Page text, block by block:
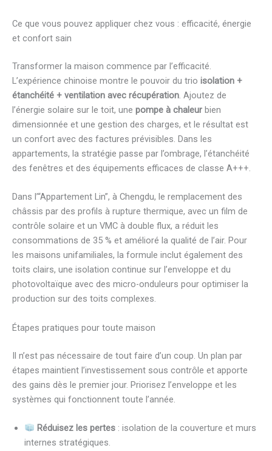
Ce que vous pouvez appliquer chez vous : efficacité, énergie
et confort sain
Transformer la maison commence par l’efficacité.
L’expérience chinoise montre le pouvoir du trio isolation +
étanchéité + ventilation avec récupération. Ajoutez de
l’énergie solaire sur le toit, une pompe à chaleur bien
dimensionnée et une gestion des charges, et le résultat est
un confort avec des factures prévisibles. Dans les
appartements, la stratégie passe par l’ombrage, l’étanchéité
des fenêtres et des équipements efficaces de classe A+++.
Dans l’“Appartement Lin”, à Chengdu, le remplacement des
châssis par des profils à rupture thermique, avec un film de
contrôle solaire et un VMC à double flux, a réduit les
consommations de 35 % et amélioré la qualité de l’air. Pour
les maisons unifamiliales, la formule inclut également des
toits clairs, une isolation continue sur l’enveloppe et du
photovoltaïque avec des micro-onduleurs pour optimiser la
production sur des toits complexes.
Étapes pratiques pour toute maison
Il n’est pas nécessaire de tout faire d’un coup. Un plan par
étapes maintient l’investissement sous contrôle et apporte
des gains dès le premier jour. Priorisez l’enveloppe et les
systèmes qui fonctionnent toute l’année.
Réduisez les pertes: isolation de la couverture et murs
internes stratégiques.